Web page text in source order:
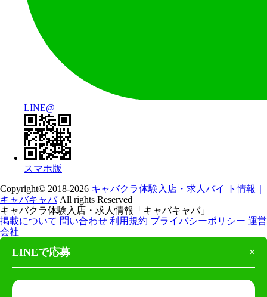
LINE@
スマホ版
Copyright© 2018-2026 キャバクラ体験入店・求人バイ ト情報｜
キャバキャバAll rights Reserved
キャバクラ体験入店・求人情報「キャバキャバ」
掲載について 問い合わせ 利用規約 プライバシーポリシー 運営
会社
LINEで応募 ×